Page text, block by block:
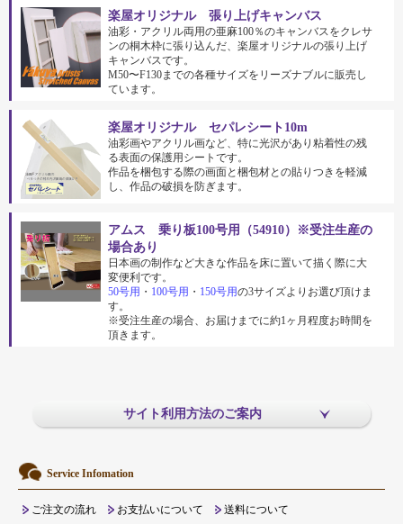
楽屋オリジナル 張り上げキャンバス
油彩・アクリル両用の亜麻100％のキャンバスをクレサ
ンの桐木枠に張り込んだ、楽屋オリジナルの張り上げ
キャンバスです。
M50〜F130までの各種サイズをリーズナブルに販売し
ています。
楽屋オリジナル セパレシート10m
油彩画やアクリル画など、特に光沢があり粘着性の残
る表面の保護用シートです。
作品を梱包する際の画面と梱包材との貼りつきを軽減
し、作品の破損を防ぎます。
アムス 乗り板100号用（54910）※受注生産の
場合あり
日本画の制作など大きな作品を床に置いて描く際に大
変便利です。
50号用 ・ 100号用 ・ 150号用の3サイズよりお選び頂けま
す。
※受注生産の場合、お届けまでに約1ヶ月程度お時間を
頂きます。
サイト利用方法のご案内
Service Infomation
ご注文の流れ お支払いについて
送料について